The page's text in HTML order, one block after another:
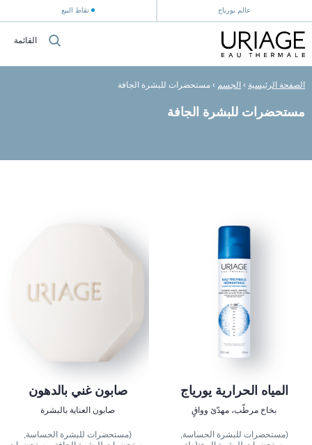
عالم يورياج نقاط البيع
القائمة
الصفحة الرئيسية › الجسم › مستحضرات للبشرة الجافة
مستحضرات للبشرة الجافة
المياه الحرارية يورياج
بخاخ مرطّب، مهدّئ وواقٍ
(مستحضرات للبشرة الحساسة,
صابون غني بالدهون
صابون العناية بالبشرة
(مستحضرات للبشرة الحساسة,